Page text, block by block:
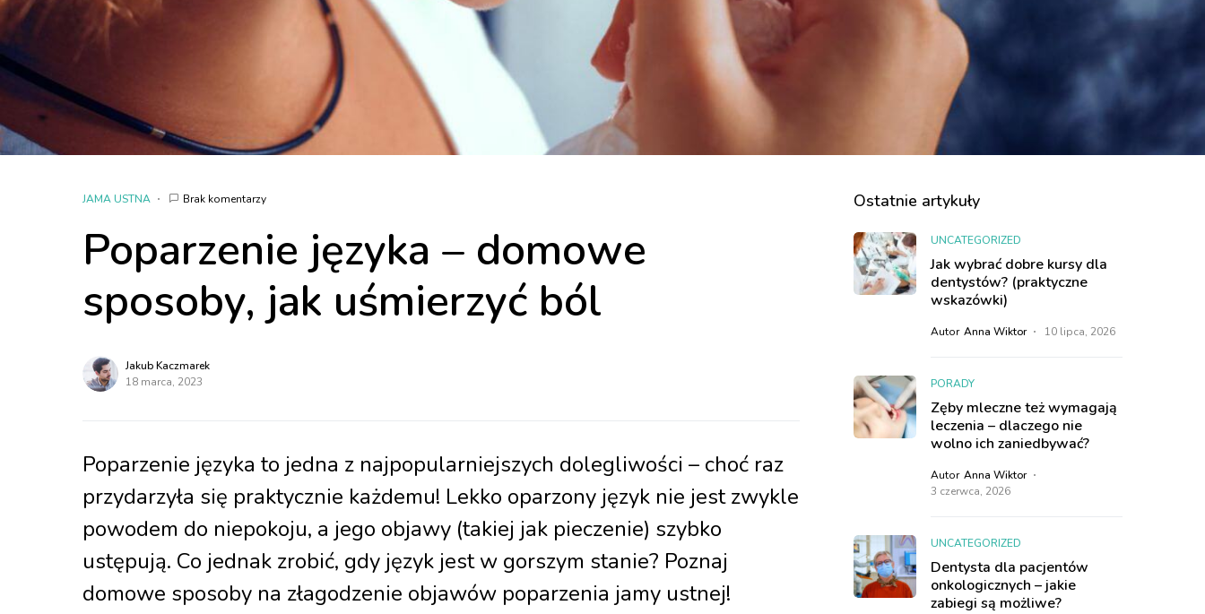
JAMA USTNA Brak komentarzy
Poparzenie języka – domowe
sposoby, jak uśmierzyć ból
Jakub Kaczmarek
18 marca, 2023
Poparzenie języka to jedna z najpopularniejszych dolegliwości – choć raz
przydarzyła się praktycznie każdemu! Lekko oparzony język nie jest zwykle
powodem do niepokoju, a jego objawy (takiej jak pieczenie) szybko
ustępują. Co jednak zrobić, gdy język jest w gorszym stanie? Poznaj
domowe sposoby na złagodzenie objawów poparzenia jamy ustnej!
Ostatnie artykuły
UNCATEGORIZED
Jak wybrać dobre kursy dla
dentystów? (praktyczne
wskazówki)
Autor Anna Wiktor 10 lipca, 2026
PORADY
Zęby mleczne też wymagają
leczenia – dlaczego nie
wolno ich zaniedbywać?
Autor Anna Wiktor
3 czerwca, 2026
UNCATEGORIZED
Dentysta dla pacjentów
onkologicznych – jakie
zabiegi są możliwe?